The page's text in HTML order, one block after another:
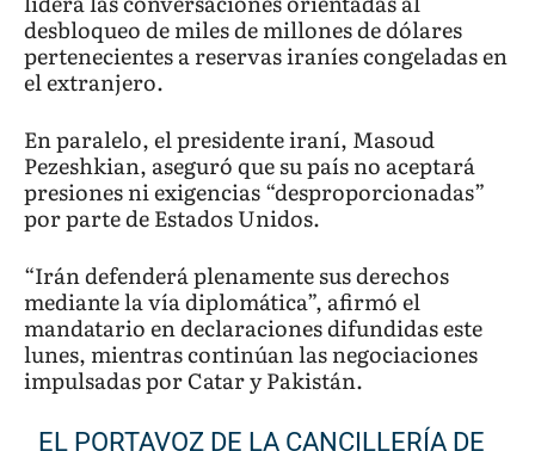
desbloqueo de miles de millones de dólares
pertenecientes a reservas iraníes congeladas en
el extranjero.
En paralelo, el presidente iraní, Masoud
Pezeshkian, aseguró que su país no aceptará
presiones ni exigencias “desproporcionadas”
por parte de Estados Unidos.
“Irán defenderá plenamente sus derechos
mediante la vía diplomática”, afirmó el
mandatario en declaraciones difundidas este
lunes, mientras continúan las negociaciones
impulsadas por Catar y Pakistán.
EL PORTAVOZ DE LA CANCILLERÍA DE